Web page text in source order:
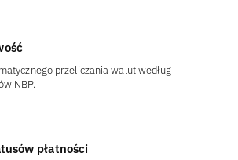
przeliczania walut według
NBP.
płatności